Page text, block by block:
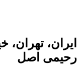
ایران، تهران،
رحیمی اصل